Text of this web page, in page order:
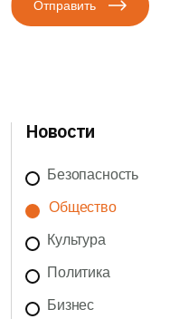
Отправить
Новости
Безопасность
Общество
Культура
Политика
Бизнес